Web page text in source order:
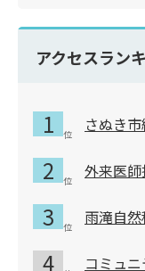
アクセスラン
さぬき
外来医
雨滝自
コミュ